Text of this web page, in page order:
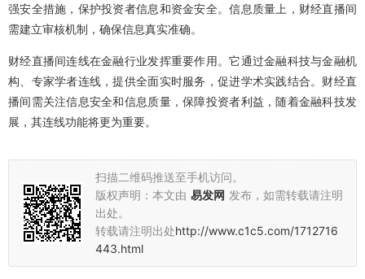
强安全措施，保护投资者信息和资金安全。信息质量上，财经直播间
需建立审核机制，确保信息真实准确。
财经直播间连线在金融行业发挥重要作用。它通过金融科技与金融机
构、专家学者连线，提供全面实时服务，促进学术实践结合。财经直
播间需关注信息安全和信息质量，保障投资者利益，随着金融科技发
展，其连线功能将更为重要。
扫描二维码推送至手机访问。
版权声明：本文由 易发网 发布，如需转载请注明
出处。
转载请注明出处http://www.c1c5.com/1712716
443.html